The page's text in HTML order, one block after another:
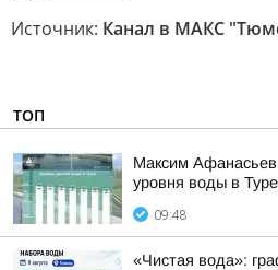
Источник: Канал в МАКС
ТОП
Максим
уровня воды в Туре
09:48
«Чистая вода»: